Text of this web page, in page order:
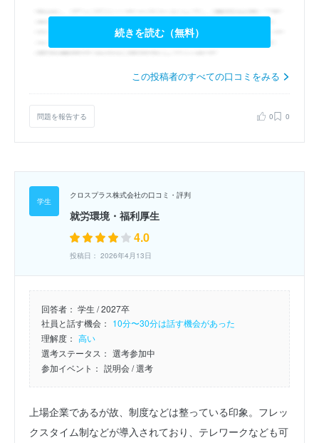
続きを読む（無料）
この投稿者のすべての口コミをみる
問題を報告する 0 0
クロスプラス株式会社の口コミ・評判
就労環境・福利厚生
4.0
投稿日： 2026年4月13日
回答者： 学生 / 2027卒
社員と話す機会： 10分〜30分は話す機会があった
理解度： 高い
選考ステータス： 選考参加中
参加イベント： 説明会/ 選考
上場企業であるが故、制度などは整っている印象。フレッ
クスタイム制などが導入されており、テレワークなども可